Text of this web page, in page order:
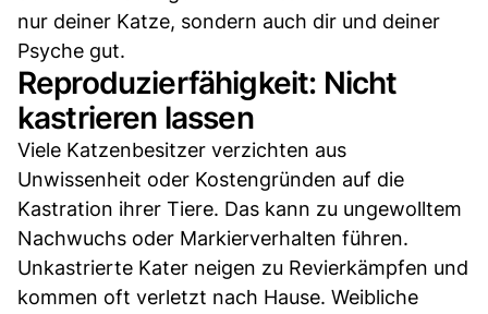
nur deiner Katze, sondern auch dir und deiner
Psyche gut.
Reproduzierfähigkeit: Nicht
kastrieren lassen
Viele Katzenbesitzer verzichten aus
Unwissenheit oder Kostengründen auf die
Kastration ihrer Tiere. Das kann zu ungewolltem
Nachwuchs oder Markierverhalten führen.
Unkastrierte Kater neigen zu Revierkämpfen und
kommen oft verletzt nach Hause. Weibliche